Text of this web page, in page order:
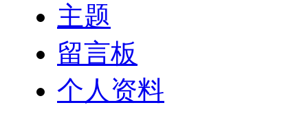
主题
留言板
个人资料